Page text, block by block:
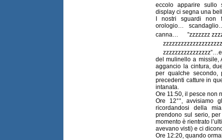
eccolo apparire
display ci segna una
I nostri sguardi non
orologio…
canna…
”zzzzzzz
del mulinello a missile,
aggancio la cintura,
per qualche secondo,
precedenti catture in
intanata.
Ore 11:50, il pesce non
Ore 12°°, avvisiamo
ricordandosi della
prendono sul serio,
momento è rientrato
avevano visti) e ci
Ore 12:20, quando